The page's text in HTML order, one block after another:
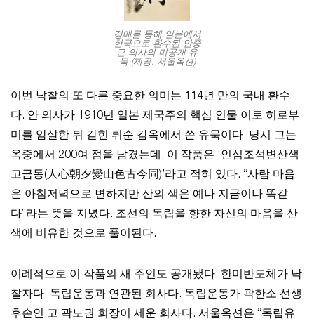
경매를 통해 일본에서
한국으로 환수된 안중
근 의사의 미공개 유
묵 (제공. 서울옥션)
이번 낙찰의 또 다른 중요한 의미는 114년 만의 국내 환수
다. 안 의사가 1910년 일본 제국주의 핵심 인물 이토 히로부
미를 암살한 뒤 갇힌 뤼순 감옥에서 쓴 유묵이다. 당시 그는
옥중에서 200여 점을 남겼는데, 이 작품은 ‘인심조석변산색
고금동(人心朝夕變山色古今同)’라고 적혀 있다. “사람 마음
은 아침저녁으로 변하지만 산의 색은 예나 지금이나 똑같
다”라는 뜻을 지녔다. 조선의 독립을 향한 자신의 마음을 산
색에 비유한 것으로 풀이된다.
이례적으로 이 작품의 새 주인도 공개됐다. 한미반도체가 낙
찰자다. 독립운동과 연관된 회사다. 독립운동가 곽한소 선생
후손인 고 곽노권 회장이 세운 회사다. 서울옥션은 “독립유